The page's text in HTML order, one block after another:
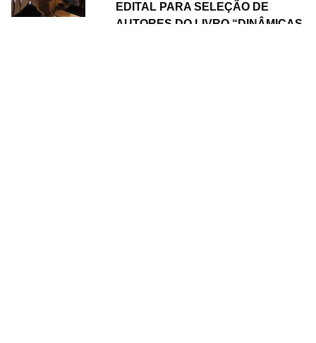
EDITAL PARA SELEÇÃO DE
AUTORES DO LIVRO “DINÂMICAS